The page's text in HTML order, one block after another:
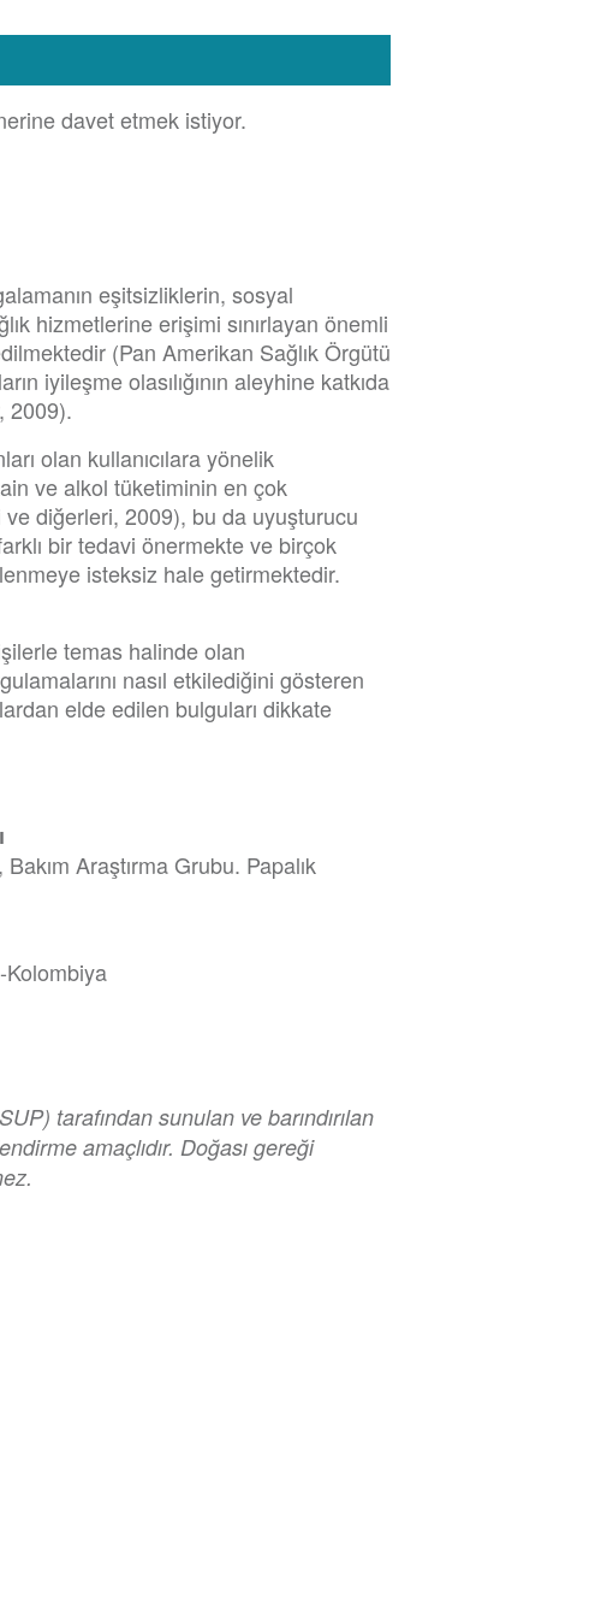
davet etmek istiyor.
eşitsizliklerin, sosyal
hizmetlerine erişimi sınırlayan önemli
(Pan Amerikan Sağlık Örgütü
iyileşme olasılığının aleyhine katkıda
2009).
olan kullanıcılara yönelik
ve alkol tüketiminin en çok
diğerleri, 2009), bu da uyuşturucu
bir tedavi önermekte ve birçok
isteksiz hale getirmektedir.
temas halinde olan
nasıl etkilediğini gösteren
elde edilen bulguları dikkate
Araştırma Grubu. Papalık
Kolombiya
tarafından sunulan ve barındırılan
amaçlıdır. Doğası gereği